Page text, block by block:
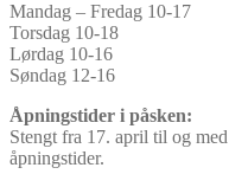
Mandag – Fredag 10-17
Torsdag 10-18
Lørdag 10-16
Søndag 12-16
Åpningstider i påsken:
Stengt fra 17. april til og
åpningstider.